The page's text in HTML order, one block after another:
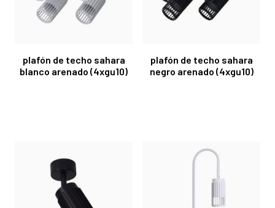
plafón de techo sahara
blanco arenado (4xgu10)
plafón de techo sahara
negro arenado (4xgu10)